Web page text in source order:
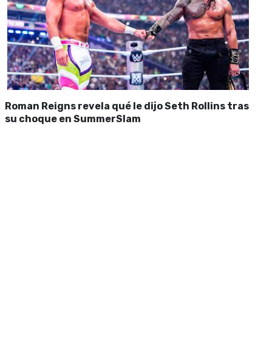
Roman Reigns revela qué le dijo Seth Rollins tras
su choque en SummerSlam